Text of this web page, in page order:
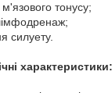
тонусу;
силуету.
характеристики: